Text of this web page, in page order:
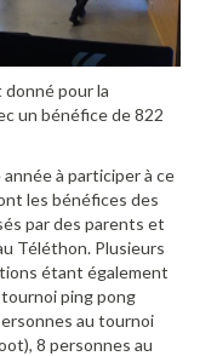
donné pour la
un bénéfice de 822
à participer à ce
les bénéfices des
par des parents et
Téléthon. Plusieurs
étant également
ping pong
au tournoi
8 personnes au